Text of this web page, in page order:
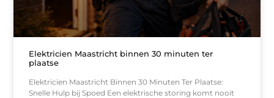
Elektricien Maastricht binnen 30 minuten ter
plaatse
Elektricien Maastricht Binnen 30 Minuten Ter Plaatse:
Snelle Hulp bij Spoed Een elektrische storing komt nooit